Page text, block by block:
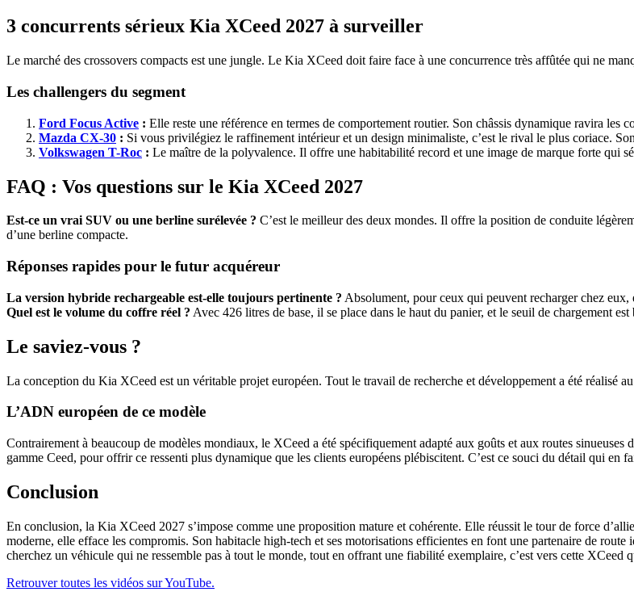
3 concurrents sérieux Kia XCeed 2027 à surveiller
Le marché des crossovers compacts est une jungle. Le Kia XCeed doit faire face à une concurrence très affûtée qui ne
Les challengers du segment
Ford Focus Active : Elle reste une référence en termes de comportement routier. Son châssis dynamique ravira les
Mazda CX-30 : Si vous privilégiez le raffinement intérieur et un design minimaliste, c’est le rival le plus coriace.
Volkswagen T-Roc : Le maître de la polyvalence. Il offre une habitabilité record et une image de marque forte qui
FAQ : Vos questions sur le Kia XCeed 2027
Est-ce un vrai SUV ou une berline surélevée ? C’est le meilleur des deux mondes. Il offre la position de conduite
d’une berline compacte.
Réponses rapides pour le futur acquéreur
La version hybride rechargeable est-elle toujours pertinente ? Absolument, pour ceux qui peuvent recharger chez
Quel est le volume du coffre réel ? Avec 426 litres de base, il se place dans le haut du panier, et le seuil de chargement
Le saviez-vous ?
La conception du Kia XCeed est un véritable projet européen. Tout le travail de recherche et développement a été réalisé
L’ADN européen de ce modèle
Contrairement à beaucoup de modèles mondiaux, le XCeed a été spécifiquement adapté aux goûts et aux routes
gamme Ceed, pour offrir ce ressenti plus dynamique que les clients européens plébiscitent. C’est ce souci du détail qui en
Conclusion
En conclusion, la Kia XCeed 2027 s’impose comme une proposition mature et cohérente. Elle réussit le tour de force
moderne, elle efface les compromis. Son habitacle high-tech et ses motorisations efficientes en font une partenaire de
cherchez un véhicule qui ne ressemble pas à tout le monde, tout en offrant une fiabilité exemplaire, c’est vers cette
Retrouver toutes les vidéos sur YouTube.